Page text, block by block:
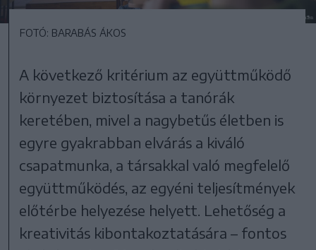
FOTÓ: BARABÁS ÁKOS
A következő kritérium az együttműködő
környezet biztosítása a tanórák
keretében, mivel a nagybetűs életben is
egyre gyakrabban elvárás a kiváló
csapatmunka, a társakkal való megfelelő
együttműködés, az egyéni teljesítmények
előtérbe helyezése helyett. Lehetőség a
kreativitás kibontakoztatására – fontos